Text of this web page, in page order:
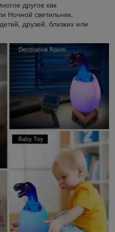
другое как
Ночной светильник.
друзей, близких или